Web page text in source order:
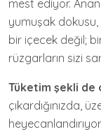
mest ediyor.
yumuşak dokusu,
bir içecek değil;
rüzgarların sizi
Tüketim şekli de
çıkardığınızda,